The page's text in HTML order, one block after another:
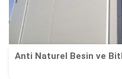
Anti Naturel Besin ve